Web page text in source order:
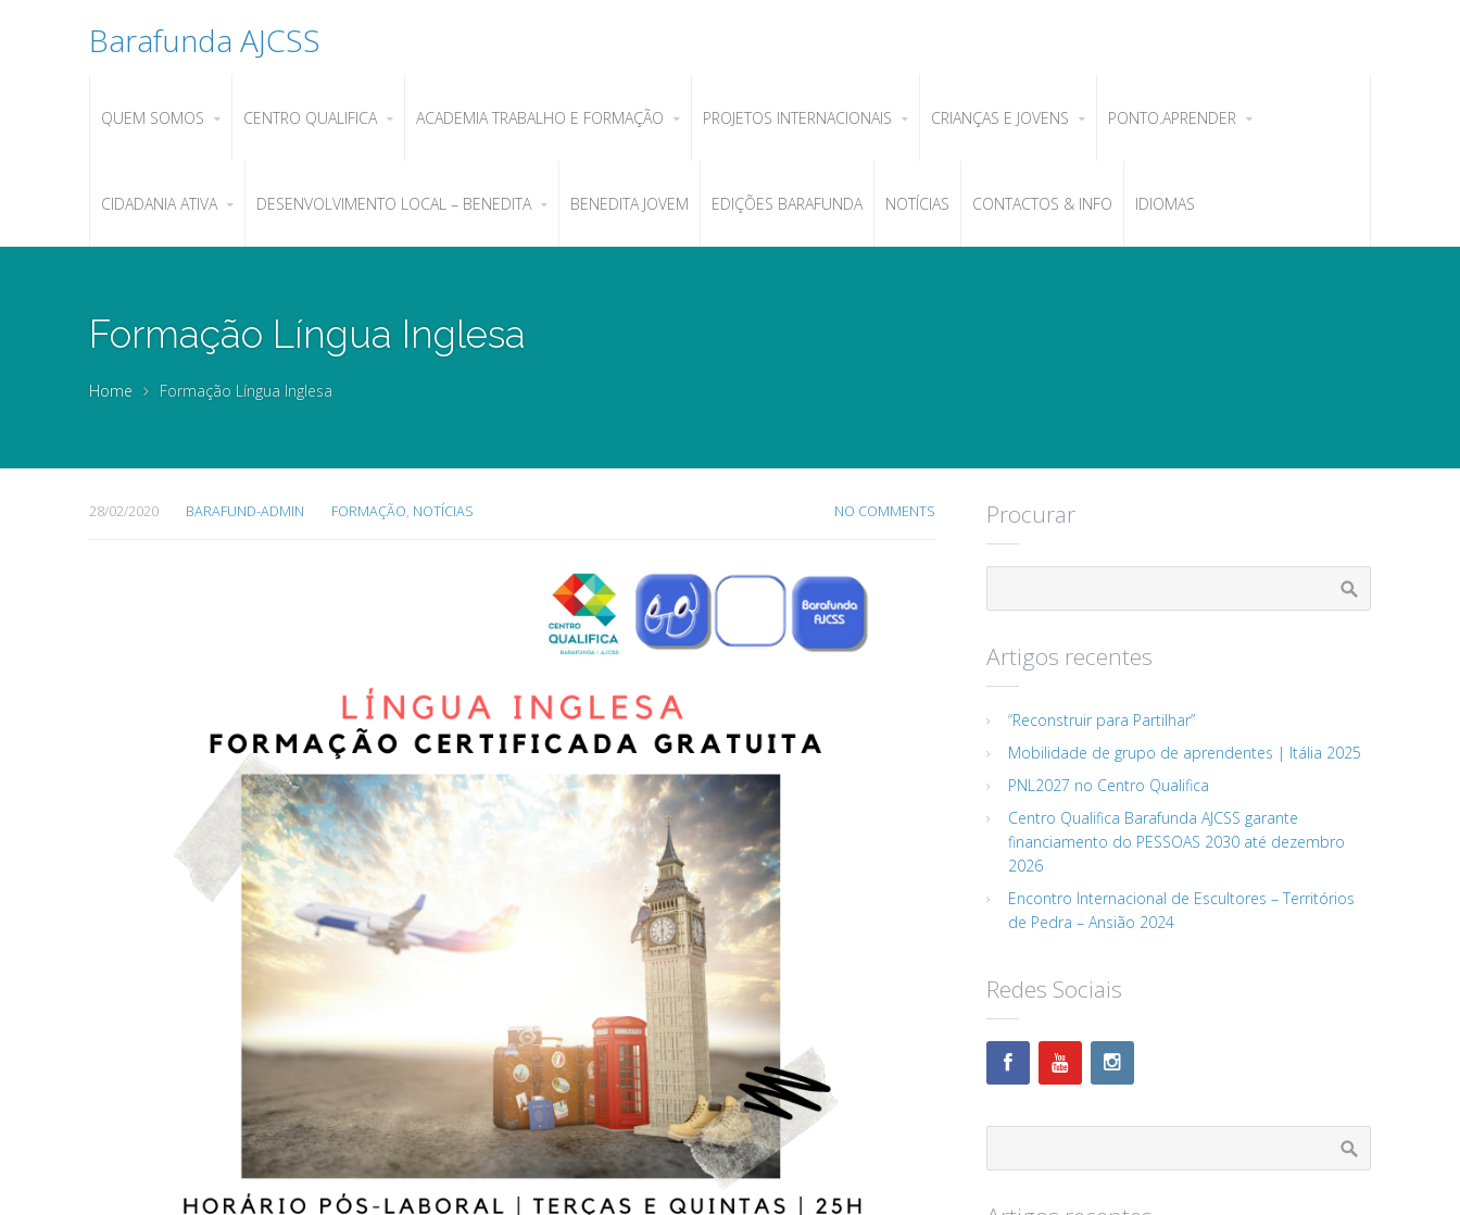
Barafunda AJCSS
QUEM SOMOS CENTRO QUALIFICA ACADEMIA TRABALHO E FORMAÇÃO PROJETOS INTERNACIONAIS CRIANÇAS E JOVENS PONTO.APRENDER
CIDADANIA ATIVA DESENVOLVIMENTO LOCAL – BENEDITA BENEDITA JOVEM EDIÇÕES BARAFUNDA NOTÍCIAS CONTACTOS & INFO IDIOMAS
Formação Língua Inglesa
Home Formação Língua Inglesa
28/02/2020 BARAFUND-ADMIN FORMAÇÃO, NOTÍCIAS NO COMMENTS Procurar
Artigos recentes
“Reconstruir para Partilhar”
Mobilidade de grupo de aprendentes | Itália 2025
PNL2027 no Centro Qualifica
Centro Qualifica Barafunda AJCSS garante
financiamento do PESSOAS 2030 até dezembro
2026
Encontro Internacional de Escultores – Territórios
de Pedra – Ansião 2024
Redes Sociais